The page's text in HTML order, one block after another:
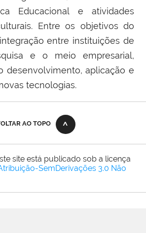
Educacional e atividades
Entre os objetivos do
entre instituições de
e o meio empresarial,
desenvolvimento, aplicação e
tecnologias.
AO TOPO
site está publicado sob a licença
SemDerivações 3.0 Não